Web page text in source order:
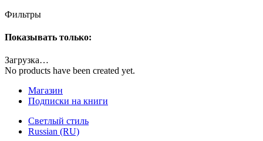
Фильтры
Показывать только:
Загрузка…
No products have been created yet.
Магазин
Подписки на книги
Светлый стиль
Russian (RU)